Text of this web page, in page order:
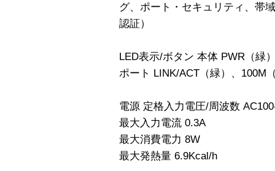
グ、ポート・セキュリティ、帯
認証）
LED表示/ボタン 本体 PWR（緑
ポート LINK/ACT（緑）、100M
電源 定格入力電圧/周波数
最大入力電流 0.3A
最大消費電力 8W
最大発熱量 6.9Kcal/h